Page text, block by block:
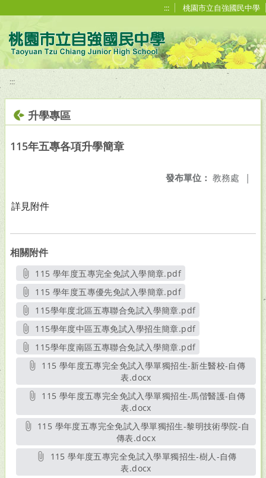
::: 桃園市立自強國民中學
:::
升學專區
115年五專各項升學簡章
發布單位： 教務處 |
詳見附件
相關附件
115 學年度五專完全免試入學簡章.pdf
另開新視窗
115 學年度五專優先免試入學簡章.pdf
另開新視窗
115學年度北區五專聯合免試入學簡章.pdf
另開新視窗
115學年度中區五專免試入學招生簡章.pdf
另開新視窗
115學年度南區五專聯合免試入學簡章.pdf
另開新視窗
表.docx
表.docx
傳表.docx另開新視窗
表.docx